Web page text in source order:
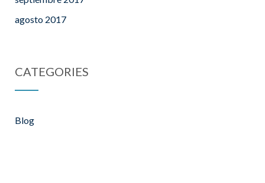
agosto 2017
CATEGORIES
Blog